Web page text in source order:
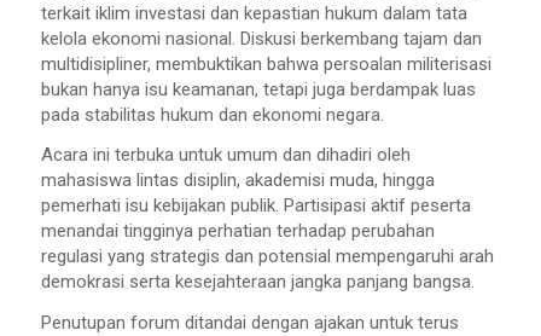
terkait iklim investasi dan kepastian hukum dalam tata
kelola ekonomi nasional. Diskusi berkembang tajam dan
multidisipliner, membuktikan bahwa persoalan militerisasi
bukan hanya isu keamanan, tetapi juga berdampak luas
pada stabilitas hukum dan ekonomi negara.
Acara ini terbuka untuk umum dan dihadiri oleh
mahasiswa lintas disiplin, akademisi muda, hingga
pemerhati isu kebijakan publik. Partisipasi aktif peserta
menandai tingginya perhatian terhadap perubahan
regulasi yang strategis dan potensial mempengaruhi arah
demokrasi serta kesejahteraan jangka panjang bangsa.
Penutupan forum ditandai dengan ajakan untuk terus